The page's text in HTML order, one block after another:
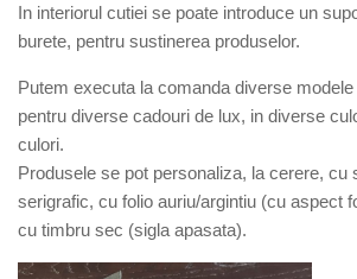
In interiorul cutiei se poate introduce un
burete, pentru sustinerea produselor.
Putem executa la comanda diverse modele
pentru diverse cadouri de lux, in diverse
culori.
Produsele se pot personaliza, la cerere, cu
serigrafic, cu folio auriu/argintiu (cu aspect
cu timbru sec (sigla apasata).